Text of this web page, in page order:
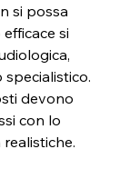
si possa
si
devono
con lo